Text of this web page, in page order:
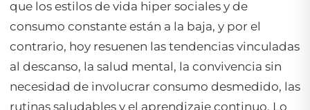
que los estilos de vida hiper sociales y de
consumo constante están a la baja, y por el
contrario, hoy resuenen las tendencias vinculadas
al descanso, la salud mental, la convivencia sin
necesidad de involucrar consumo desmedido, las
rutinas saludables y el aprendizaje continuo. Lo